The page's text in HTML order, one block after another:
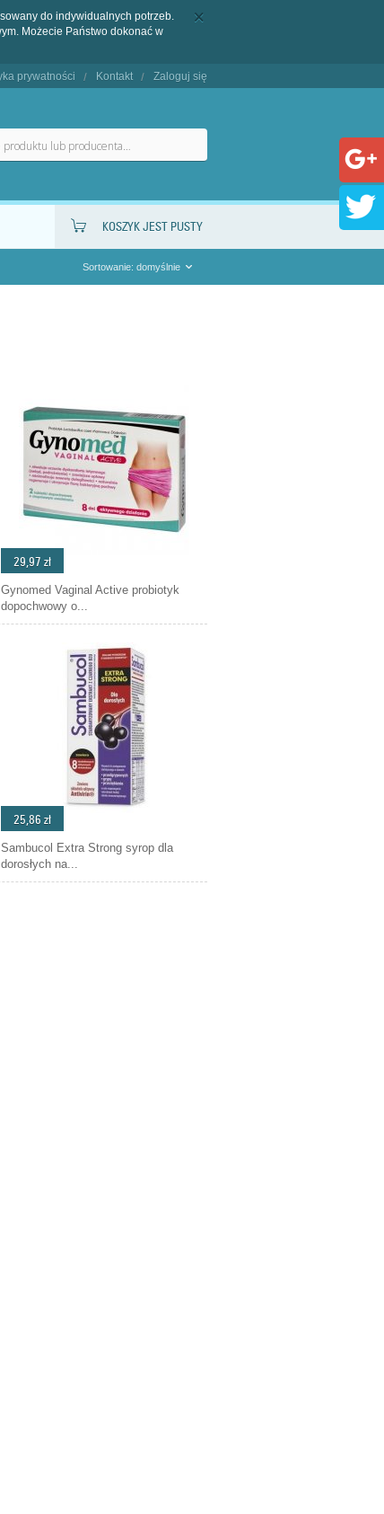
do indywidualnych potrzeb.
Możecie Państwo dokonać w
prywatności Kontakt Zaloguj się
KOSZYK JEST PUSTY
Sortowanie: domyślnie
29,97 zł
Gynomed Vaginal Active probiotyk
dopochwowy o...
25,86 zł
Sambucol Extra Strong syrop dla
dorosłych na...